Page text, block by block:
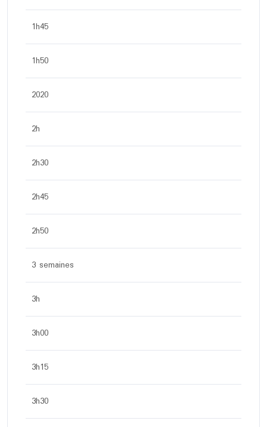
1h45
1h50
2020
2h
2h30
2h45
2h50
3 semaines
3h
3h00
3h15
3h30